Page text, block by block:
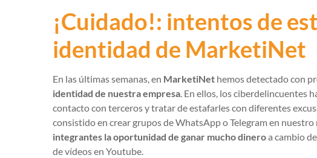
¡Cuidado!: intentos de
identidad de MarketiNet
En las últimas semanas, en MarketiNet hemos detectado con
identidad de nuestra empresa. En ellos, los ciberdelincuentes
contacto con terceros y tratar de estafarles con diferentes
consistido en crear grupos de WhatsApp o Telegram en
integrantes la oportunidad de ganar mucho dineroa cambio
de vídeos en Youtube.